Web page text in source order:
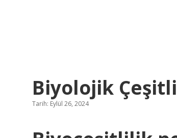
Biyolojik
Tarih: Eylül 26, 2024